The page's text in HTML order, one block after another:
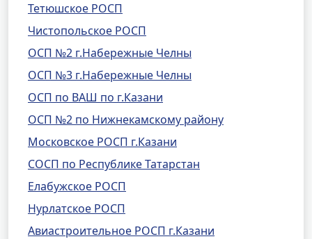
Тетюшское РОСП
Чистопольское РОСП
ОСП №2 г.Набережные Челны
ОСП №3 г.Набережные Челны
ОСП по ВАШ по г.Казани
ОСП №2 по Нижнекамскому району
Московское РОСП г.Казани
СОСП по Республике Татарстан
Елабужское РОСП
Нурлатское РОСП
Авиастроительное РОСП г.Казани